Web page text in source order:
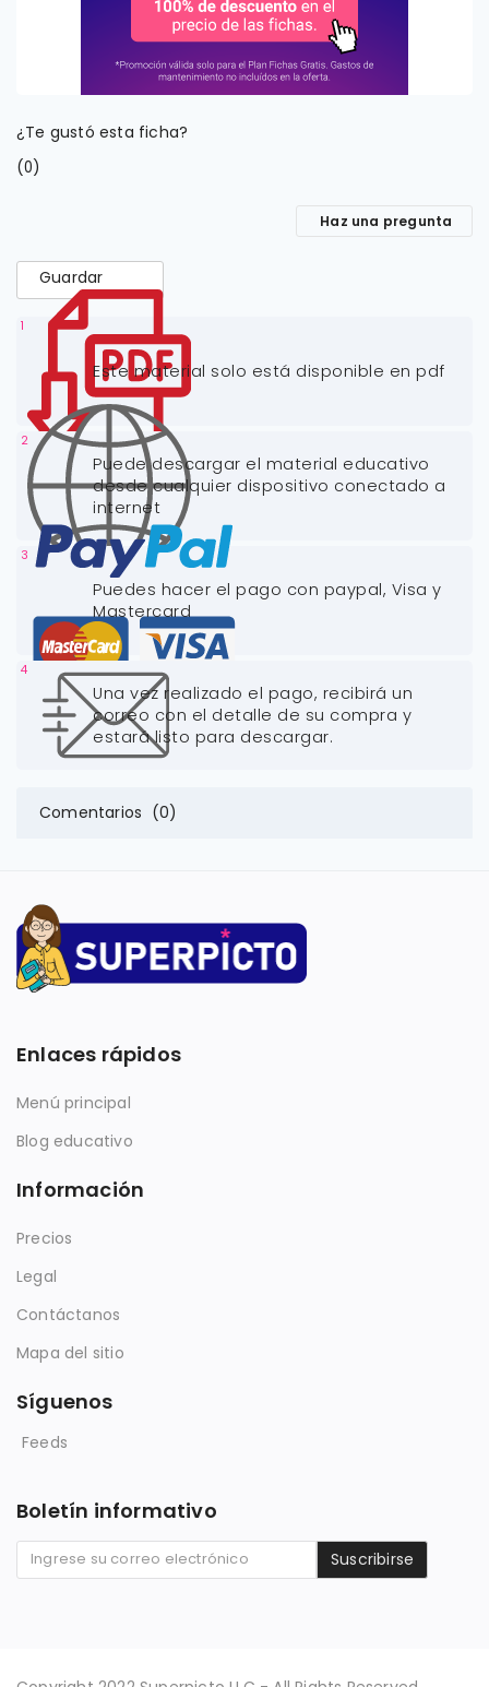
¿Te gustó esta ficha?
(0)
Haz una pregunta
Guardar
1
Este material solo está disponible en pdf
2
Puede descargar el material educativo
desde cualquier dispositivo conectado a
internet
3
Puedes hacer el pago con paypal, Visa y
Mastercard
4
Una vez realizado el pago, recibirá un
correo con el detalle de su compra y
estará listo para descargar.
Comentarios (0)
Enlaces rápidos
Menú principal
Blog educativo
Información
Precios
Legal
Contáctanos
Mapa del sitio
Síguenos
Feeds
Boletín informativo
Suscribirse